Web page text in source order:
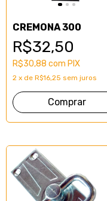
CREMONA 300
R$32,50
R$30,88 com PIX
2 x de R$16,25 sem juros